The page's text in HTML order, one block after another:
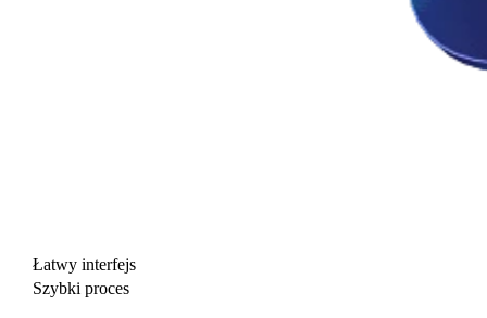
Łatwy interfejs
Szybki proces